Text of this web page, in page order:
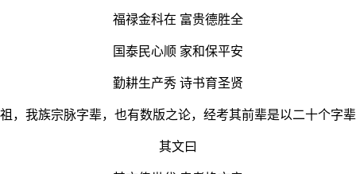
福禄金科在 富贵德胜全
国泰民心顺 家和保平安
勤耕生产秀 诗书育圣贤
，我族宗脉字辈，也有数版之论，经考其前辈是以二十个字
其文曰